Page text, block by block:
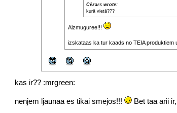
Cēzars wrote:
kurā vietā???
Aizmuguree!!!
izskataas ka tur kaads no TEIA produktiem
kas ir?? :mrgreen:
nenjem ljaunaa es tikai smejos!!! Bet taa arii